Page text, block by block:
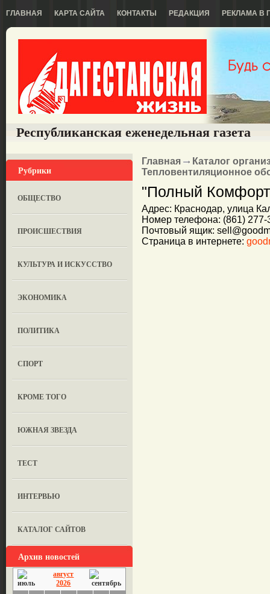
ГЛАВНАЯ КАРТА САЙТА КОНТАКТЫ РЕДАКЦИЯ РЕКЛАМА В
Республиканская еженедельная газета
Рубрики
ОБЩЕСТВО
ПРОИСШЕСТВИЯ
КУЛЬТУРА И ИСКУССТВО
ЭКОНОМИКА
ПОЛИТИКА
СПОРТ
КРОМЕ ТОГО
ЮЖНАЯ ЗВЕЗДА
ТЕСТ
ИНТЕРВЬЮ
КАТАЛОГ САЙТОВ
Архив новостей
август
2026
Главная
Каталог
Тепловентиляционное
"Полный
Адрес: Краснодар, улица
Номер телефона: (861) 277-
Почтовый ящик:
Страница в интернете: